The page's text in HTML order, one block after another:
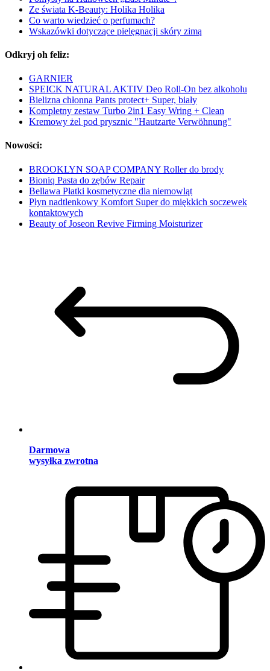
Ze świata K-Beauty: Holika Holika
Co warto wiedzieć o perfumach?
Wskazówki dotyczące pielęgnacji skóry zimą
Odkryj oh feliz:
GARNIER
SPEICK NATURAL AKTIV Deo Roll-On bez alkoholu
Bielizna chłonna Pants protect+ Super, biały
Kompletny zestaw Turbo 2in1 Easy Wring + Clean
Kremowy żel pod prysznic "Hautzarte Verwöhnung"
Nowości:
BROOKLYN SOAP COMPANY Roller do brody
Bioniq Pasta do zębów Repair
Bellawa Płatki kosmetyczne dla niemowląt
Płyn nadtlenkowy Komfort Super do miękkich soczewek
kontaktowych
Beauty of Joseon Revive Firming Moisturizer
Darmowa
wysyłka zwrotna